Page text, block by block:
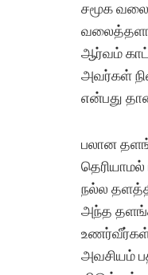
சமூக
ஆர்வம்
அவர்கள்
என்பது
பலான
நல்ல
அந்த
உணர்வீர்கள்.
அவசியம்